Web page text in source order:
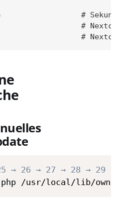
#
#
→ 26 → 27 → 28 → 29